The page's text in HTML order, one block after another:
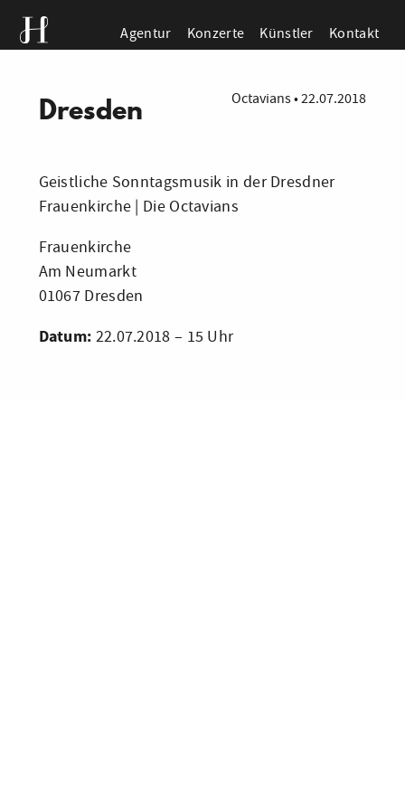
Agentur Konzerte Künstler Kontakt
Dresden Octavians•22.07.2018
Geistliche Sonntagsmusik in der Dresdner
Frauenkirche | Die Octavians
Frauenkirche
Am Neumarkt
01067 Dresden
Datum: 22.07.2018 – 15 Uhr